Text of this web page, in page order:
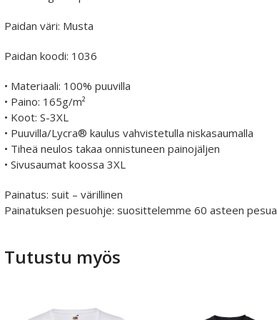
Paidan väri: Musta
Paidan koodi: 1036
• Materiaali: 100% puuvilla
• Paino: 165g/m²
• Koot: S-3XL
• Puuvilla/Lycra® kaulus vahvistetulla niskasaumalla
• Tiheä neulos takaa onnistuneen painojäljen
• Sivusaumat koossa 3XL
Painatus: suit – värillinen
Painatuksen pesuohje: suosittelemme 60 asteen pesua
Tutustu myös